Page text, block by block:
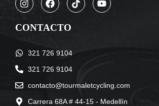
CONTACTO
321 726 9104
321 726 9104
contacto@tourmaletcycling.com
Carrera 68A # 44-15 - Medellín